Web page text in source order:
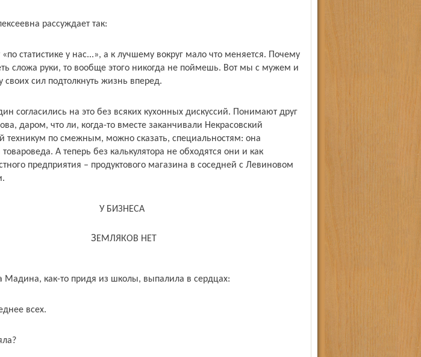
рассуждает так:
статистике у нас...», а к лучшему вокруг мало что меняется. Почему
сложа руки, то вообще этого никогда не поймешь. Вот мы с мужем и
сил подтолкнуть жизнь вперед.
согласились на это без всяких кухонных дискуссий. Понимают друг
даром, что ли, когда-то вместе заканчивали Некрасовский
техникум по смежным, можно сказать, специальностям: она
товароведа. А теперь без калькулятора не обходятся они и как
предприятия – продуктового магазина в соседней с Левиновом
У БИЗНЕСА
ЗЕМЛЯКОВ НЕТ
Мадина, как-то придя из школы, выпалила в сердцах:
всех.